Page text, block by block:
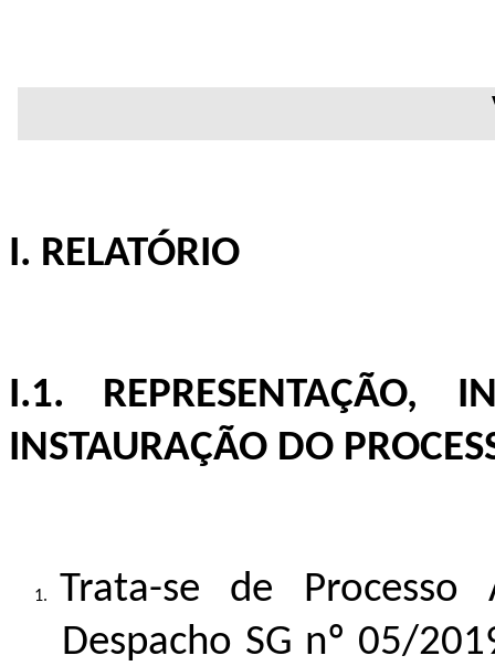
I. RELATÓRIO
I.1. REPRESENTAÇÃO,
INSTAURAÇÃO DO
Trata-se de Processo
Despacho SG nº 05/